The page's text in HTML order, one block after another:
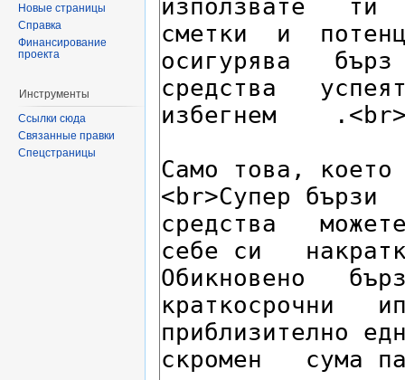
Новые страницы
Справка
Финансирование
проекта
Инструменты
Ссылки сюда
Связанные правки
Спецстраницы